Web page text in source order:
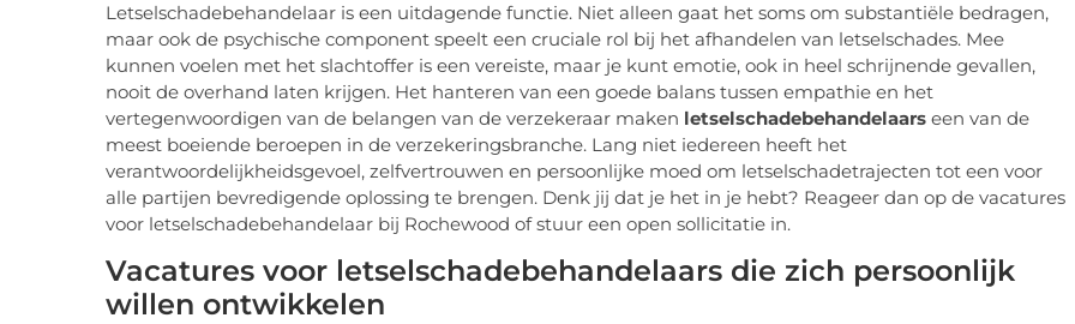
Letselschadebehandelaar is een uitdagende functie. Niet alleen gaat het soms om substantiële bedragen,
maar ook de psychische component speelt een cruciale rol bij het afhandelen van letselschades. Mee
kunnen voelen met het slachtoffer is een vereiste, maar je kunt emotie, ook in heel schrijnende gevallen,
nooit de overhand laten krijgen. Het hanteren van een goede balans tussen empathie en het
vertegenwoordigen van de belangen van de verzekeraar maken letselschadebehandelaars een van de
meest boeiende beroepen in de verzekeringsbranche. Lang niet iedereen heeft het
verantwoordelijkheidsgevoel, zelfvertrouwen en persoonlijke moed om letselschadetrajecten tot een voor
alle partijen bevredigende oplossing te brengen. Denk jij dat je het in je hebt? Reageer dan op de vacatures
voor letselschadebehandelaar bij Rochewood of stuur een open sollicitatie in.
Vacatures voor letselschadebehandelaars die zich persoonlijk
willen ontwikkelen